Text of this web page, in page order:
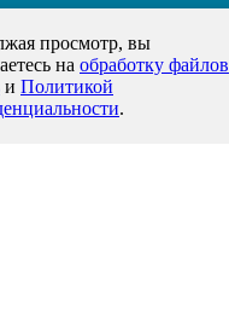
просмотр, вы
на обработку файлов
и Политикой
.